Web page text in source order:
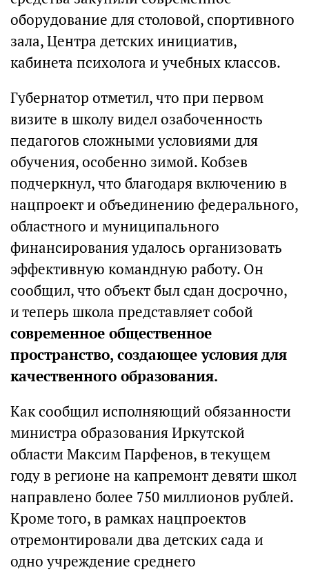
оборудование для столовой, спортивного
зала, Центра детских инициатив,
кабинета психолога и учебных классов.
Губернатор отметил, что при первом
визите в школу видел озабоченность
педагогов сложными условиями для
обучения, особенно зимой. Кобзев
подчеркнул, что благодаря включению в
нацпроект и объединению федерального,
областного и муниципального
финансирования удалось организовать
эффективную командную работу. Он
сообщил, что объект был сдан досрочно,
и теперь школа представляет собой
современное общественное
пространство, создающее условия для
качественного образования.
Как сообщил исполняющий обязанности
министра образования Иркутской
области Максим Парфенов, в текущем
году в регионе на капремонт девяти школ
направлено более 750 миллионов рублей.
Кроме того, в рамках нацпроектов
отремонтировали два детских сада и
одно учреждение среднего